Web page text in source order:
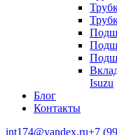
Isuzu
Блог
Контакты
int174@yandex.ru+7